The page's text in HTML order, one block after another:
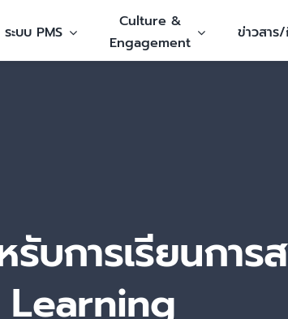
ระบบ PMS
Culture &
Engagement
ข่าวสาร
การเรียนการ